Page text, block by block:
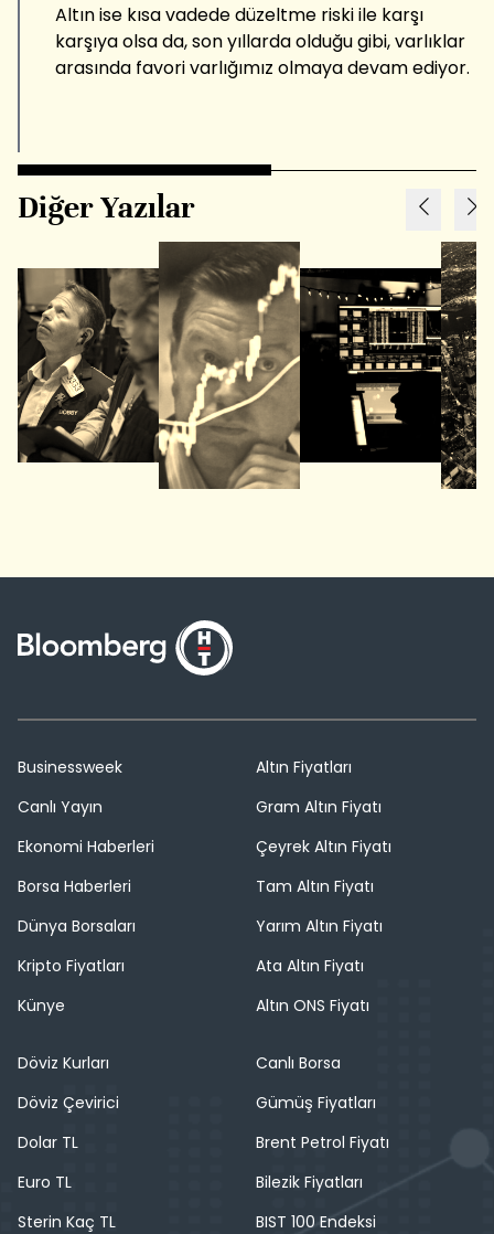
Altın ise kısa vadede düzeltme riski ile karşı
karşıya olsa da, son yıllarda olduğu gibi, varlıklar
arasında favori varlığımız olmaya devam ediyor.
Diğer Yazılar
Businessweek
Canlı Yayın
Ekonomi Haberleri
Borsa Haberleri
Dünya Borsaları
Kripto Fiyatları
Künye
Altın Fiyatları
Gram Altın Fiyatı
Çeyrek Altın Fiyatı
Tam Altın Fiyatı
Yarım Altın Fiyatı
Ata Altın Fiyatı
Altın ONS Fiyatı
Döviz Kurları
Döviz Çevirici
Dolar TL
Euro TL
Sterin Kaç TL
Canlı Borsa
Gümüş Fiyatları
Brent Petrol Fiyatı
Bilezik Fiyatları
BIST 100 Endeksi